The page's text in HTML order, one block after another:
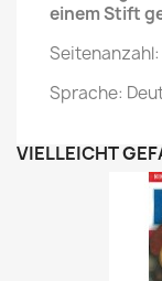
einem Stift
Sprache:
VIELLEICHT